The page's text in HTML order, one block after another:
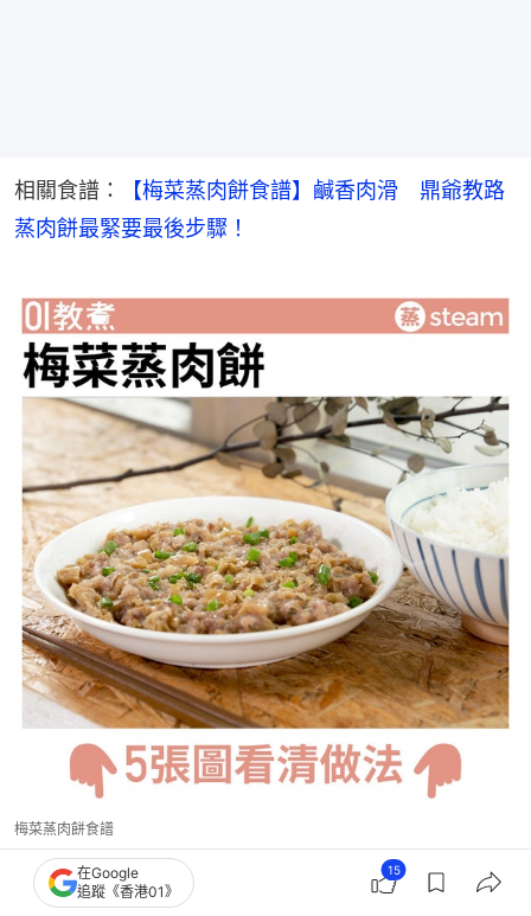
相關食譜：
【梅菜蒸肉餅食譜】鹹香肉滑　鼎爺教路
蒸肉餅最緊要最後步驟！
梅菜蒸肉餅食譜
在Google
追蹤《香港01》
15